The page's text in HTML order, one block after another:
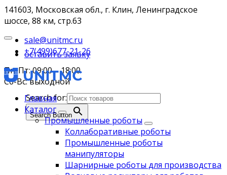
141603, Московская обл., г. Клин, Ленинградское
шоссе, 88 км, стр.63
sale@unitmc.ru
+7(499)677-21-26
Пн-Пт: 09:00 – 18:00
Сб-Вс: выходной
Search for:
Search Button
оставить заявку
Главная
Каталог
Промышленные роботы
Коллаборативные роботы
Промышленные роботы
манипуляторы
Шарнирные роботы для производства